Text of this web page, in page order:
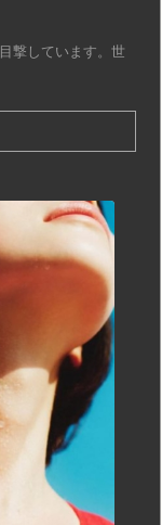
撃しています。世